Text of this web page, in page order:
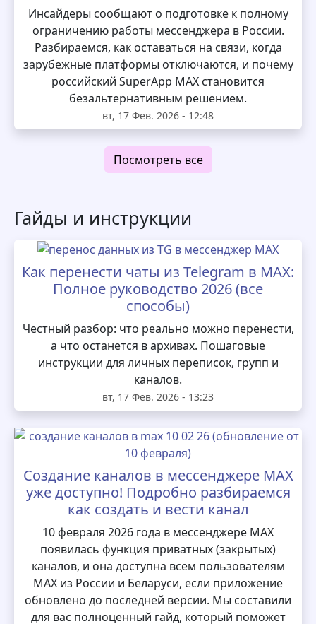
Инсайдеры сообщают о подготовке к полному
ограничению работы мессенджера в России.
Разбираемся, как оставаться на связи, когда
зарубежные платформы отключаются, и почему
российский SuperApp MAX становится
безальтернативным решением.
вт, 17 Фев. 2026 - 12:48
Посмотреть все
Гайды и инструкции
Как перенести чаты из Telegram в MAX:
Полное руководство 2026 (все
способы)
Честный разбор: что реально можно перенести,
а что останется в архивах. Пошаговые
инструкции для личных переписок, групп и
каналов.
вт, 17 Фев. 2026 - 13:23
Создание каналов в мессенджере MAX
уже доступно! Подробно разбираемся
как создать и вести канал
10 февраля 2026 года в мессенджере MAX
появилась функция приватных (закрытых)
каналов, и она доступна всем пользователям
MAX из России и Беларуси, если приложение
обновлено до последней версии. Мы составили
для вас полноценный гайд, который поможет